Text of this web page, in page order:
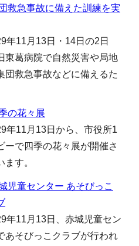
救急事故に備えた訓練を実
年11月13日・14日の2日
東葛病院で自然災害や局地
団救急事故などに備えるた
の花々展
年11月13日から、市役所1
ーで四季の花々展が開催さ
ます。
児童センター あそびっこ
年11月13日、赤城児童セン
あそびっこクラブが行われ